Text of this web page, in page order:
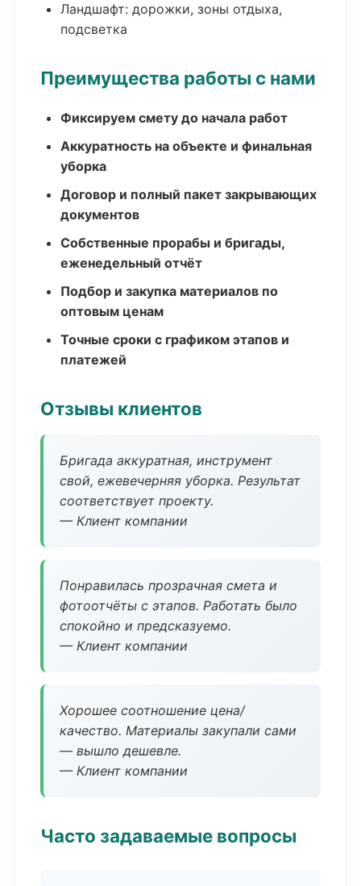
Ландшафт: дорожки, зоны отдыха,
подсветка
Преимущества работы с нами
Фиксируем смету до начала работ
Аккуратность на объекте и финальная
уборка
Договор и полный пакет закрывающих
документов
Собственные прорабы и бригады,
еженедельный отчёт
Подбор и закупка материалов по
оптовым ценам
Точные сроки с графиком этапов и
платежей
Отзывы клиентов
Бригада аккуратная, инструмент
свой, ежевечерняя уборка. Результат
соответствует проекту.
— Клиент компании
Понравилась прозрачная смета и
фотоотчёты с этапов. Работать было
спокойно и предсказуемо.
— Клиент компании
Хорошее соотношение цена/
качество. Материалы закупали сами
— вышло дешевле.
— Клиент компании
Часто задаваемые вопросы